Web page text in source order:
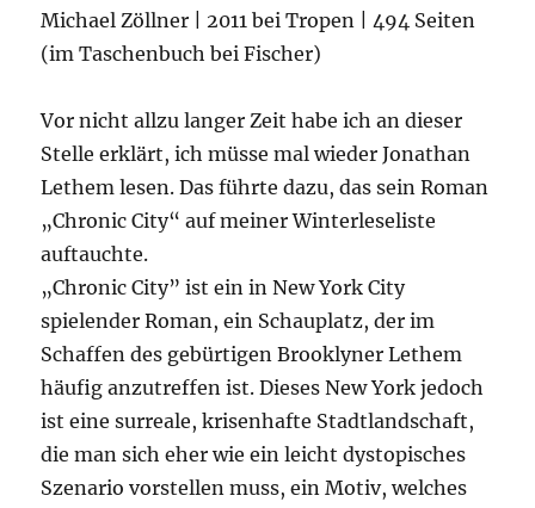
Michael Zöllner | 2011 bei Tropen | 494 Seiten
(im Taschenbuch bei Fischer)
Vor nicht allzu langer Zeit habe ich an dieser
Stelle erklärt, ich müsse mal wieder Jonathan
Lethem lesen. Das führte dazu, das sein Roman
„Chronic City“ auf meiner Winterleseliste
auftauchte.
„Chronic City” ist ein in New York City
spielender Roman, ein Schauplatz, der im
Schaffen des gebürtigen Brooklyner Lethem
häufig anzutreffen ist. Dieses New York jedoch
ist eine surreale, krisenhafte Stadtlandschaft,
die man sich eher wie ein leicht dystopisches
Szenario vorstellen muss, ein Motiv, welches